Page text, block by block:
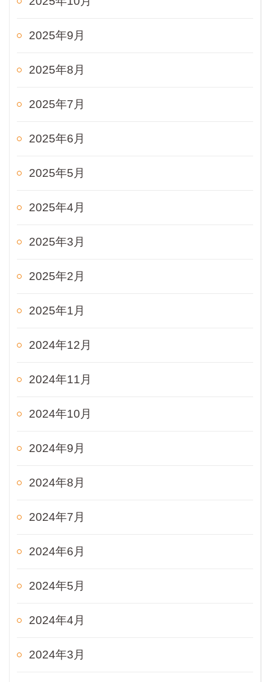
2025年9月
2025年8月
2025年7月
2025年6月
2025年5月
2025年4月
2025年3月
2025年2月
2025年1月
2024年12月
2024年11月
2024年10月
2024年9月
2024年8月
2024年7月
2024年6月
2024年5月
2024年4月
2024年3月